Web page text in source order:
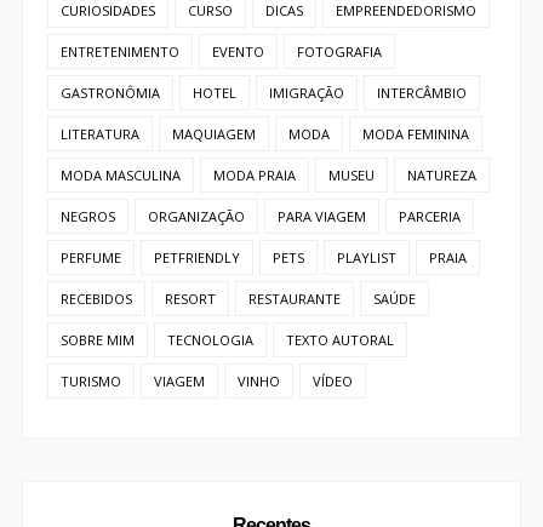
CURIOSIDADES CURSO DICAS EMPREENDEDORISMO
ENTRETENIMENTO EVENTO FOTOGRAFIA
GASTRONÔMIA HOTEL IMIGRAÇÃO INTERCÂMBIO
LITERATURA MAQUIAGEM MODA MODA FEMININA
MODA MASCULINA MODA PRAIA MUSEU NATUREZA
NEGROS ORGANIZAÇÃO PARA VIAGEM PARCERIA
PERFUME PETFRIENDLY PETS PLAYLIST PRAIA
RECEBIDOS RESORT RESTAURANTE SAÚDE
SOBRE MIM TECNOLOGIA TEXTO AUTORAL
TURISMO VIAGEM VINHO VÍDEO